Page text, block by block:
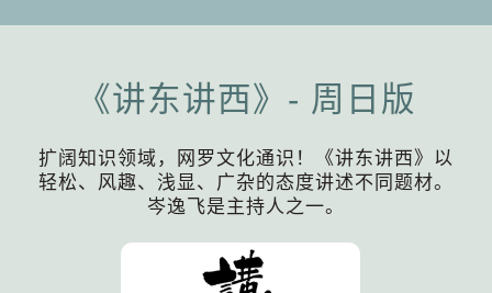
《讲东讲西》- 周日版
扩阔知识领域，网罗文化通识！《讲东讲西》以
轻松、风趣、浅显、广杂的态度讲述不同题材。
岑逸飞是主持人之一。